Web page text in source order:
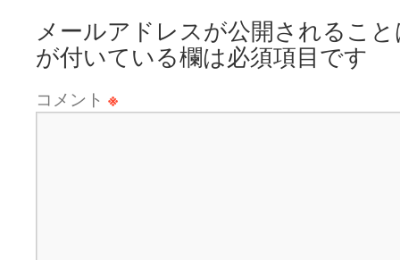
メールアドレスが公開されるこ
が付いている欄は必須項目です
コメント ※